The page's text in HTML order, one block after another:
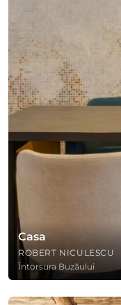
Casa
ROBERT NICULESCU
Întorsura Buzăului